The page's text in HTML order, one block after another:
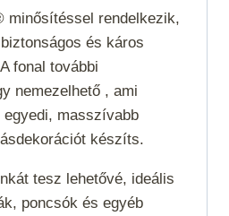
minősítéssel rendelkezik,
és káros
fonal további
nemezelhető , ami
masszívabb
készíts.
tesz lehetővé, ideális
poncsók és egyéb